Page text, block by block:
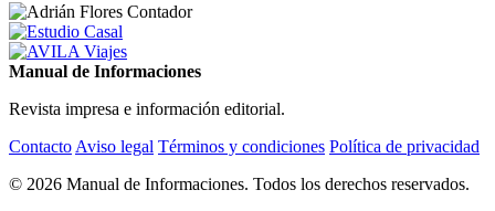
Manual de Informaciones
Revista impresa e información editorial.
Contacto Aviso legal Términos y condiciones Política de privacidad
© 2026 Manual de Informaciones. Todos los derechos reservados.